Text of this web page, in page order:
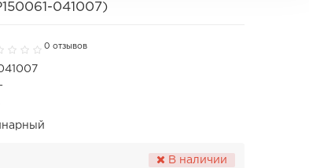
041007)
0 отзывов
В наличии